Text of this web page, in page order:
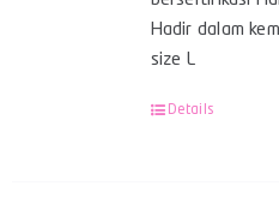
Hadir dalam
size L
Details